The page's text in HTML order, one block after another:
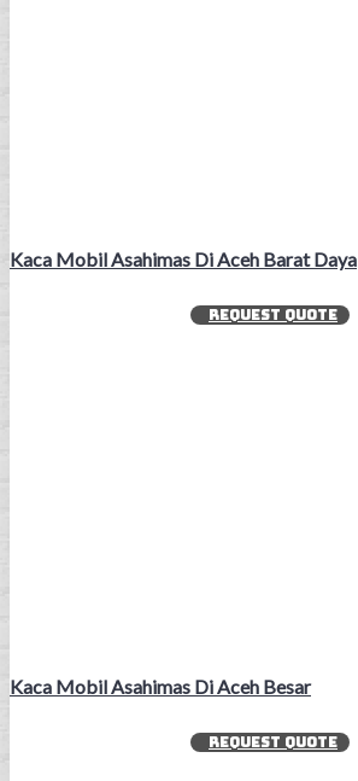
Kaca Mobil Asahimas Di Aceh Barat Daya
REQUEST QUOTE
Kaca Mobil Asahimas Di Aceh Besar
REQUEST QUOTE